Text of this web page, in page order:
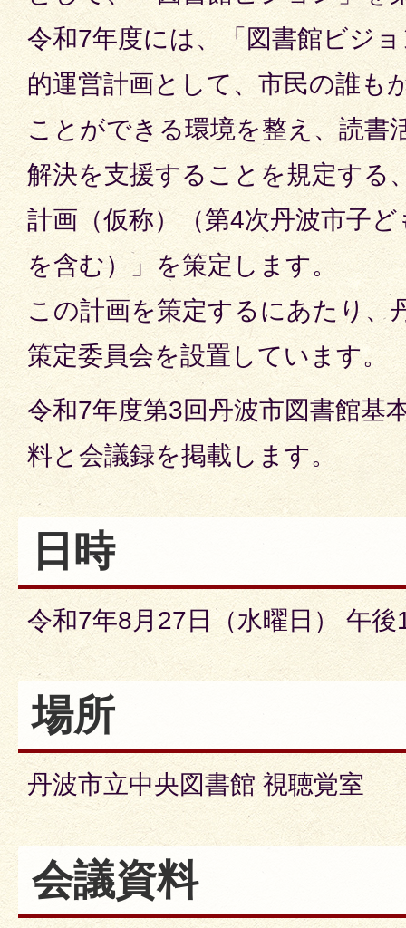
令和7年度には、「図書館ビジ
的運営計画として、市民の誰も
ことができる環境を整え、読書
解決を支援することを規定する
計画（仮称）（第4次丹波市子
を含む）」を策定します。
この計画を策定するにあたり、
策定委員会を設置しています。
令和7年度第3回丹波市図書館基
料と会議録を掲載します。
日時
令和7年8月27日（水曜日） 午
場所
丹波市立中央図書館 視聴覚室
会議資料